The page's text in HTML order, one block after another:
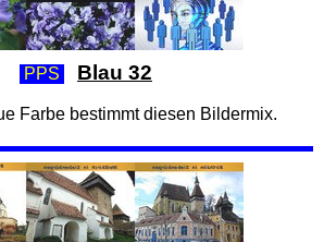
PPS Blau 32
Farbe bestimmt diesen Bildermix.